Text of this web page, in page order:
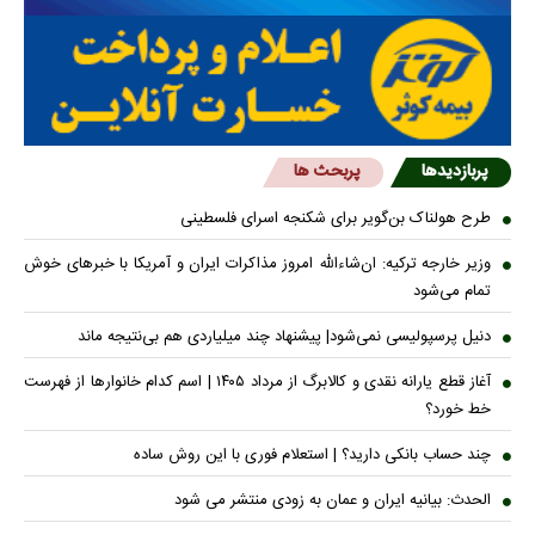
پربازدیدها پربحث ها
طرح هولناک بن‌گویر برای شکنجه اسرای فلسطینی
وزیر خارجه ترکیه: ان‌شاءالله امروز مذاکرات ایران و آمریکا با خبرهای خوش
تمام می‌شود
دنیل پرسپولیسی نمی‌شود| پیشنهاد چند میلیاردی هم بی‌نتیجه ماند
آغاز قطع یارانه نقدی و کالابرگ از مرداد ۱۴۰۵ | اسم کدام خانوار‌ها از فهرست
خط خورد؟
چند حساب بانکی دارید؟ | استعلام فوری با این روش ساده
الحدث: بیانیه ایران و عمان به زودی منتشر می شود